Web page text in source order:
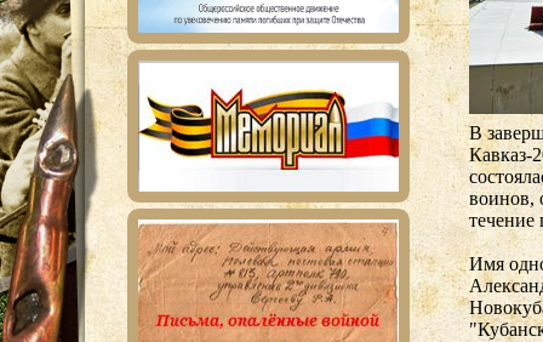
В
Кавказ-
воинов,
течение
Имя